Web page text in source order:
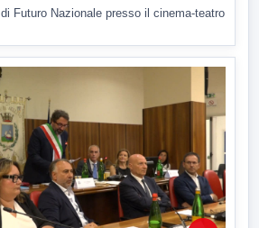
Futuro Nazionale presso il cinema-teatro